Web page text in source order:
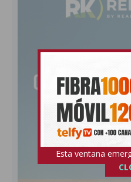
Esta ventana